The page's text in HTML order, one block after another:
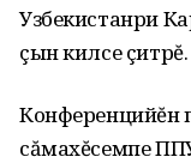
Узбекистанри
çын килсе çитрĕ.
Конференцийĕн
сăмахĕсемпе